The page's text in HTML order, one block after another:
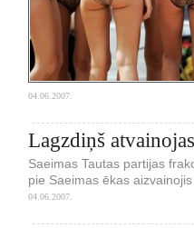
04.06.2007.
Lagzdiņš
Saeimas Tautas partijas
pie Saeimas ēkas
04.06.2007.